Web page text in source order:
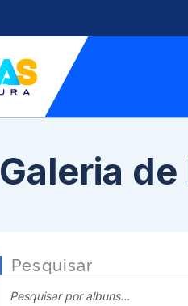
Galeria
Pesquisar